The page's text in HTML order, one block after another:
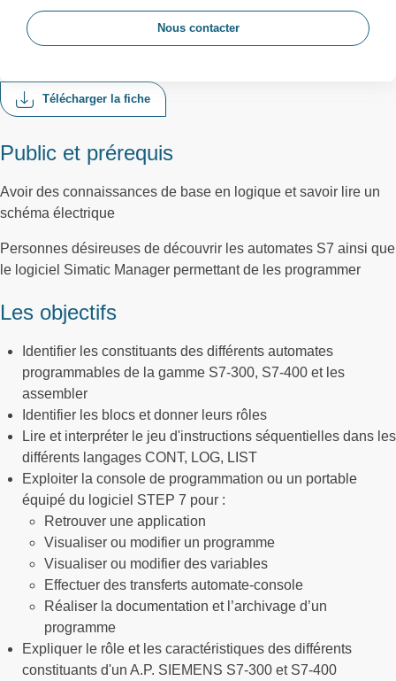
Télécharger la fiche
Public et prérequis
Avoir des connaissances de base en logique et savoir lire un
schéma électrique
Personnes désireuses de découvrir les automates S7 ainsi que
le logiciel Simatic Manager permettant de les programmer
Les objectifs
Identifier les constituants des différents automates
programmables de la gamme S7-300, S7-400 et les
assembler
Identifier les blocs et donner leurs rôles
Lire et interpréter le jeu d'instructions séquentielles dans les
différents langages CONT, LOG, LIST
Exploiter la console de programmation ou un portable
équipé du logiciel STEP 7 pour :
Retrouver une application
Visualiser ou modifier un programme
Visualiser ou modifier des variables
Effectuer des transferts automate-console
Réaliser la documentation et l’archivage d’un
programme
Expliquer le rôle et les caractéristiques des différents
constituants d'un A.P. SIEMENS S7-300 et S7-400
Nous contacter